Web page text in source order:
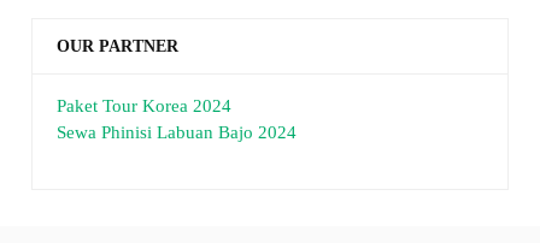
OUR PARTNER
Paket Tour Korea 2024
Sewa Phinisi Labuan Bajo 2024